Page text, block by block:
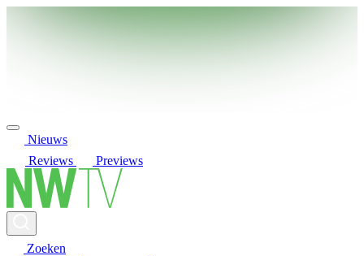
Nieuws
Reviews
Previews
Zoeken